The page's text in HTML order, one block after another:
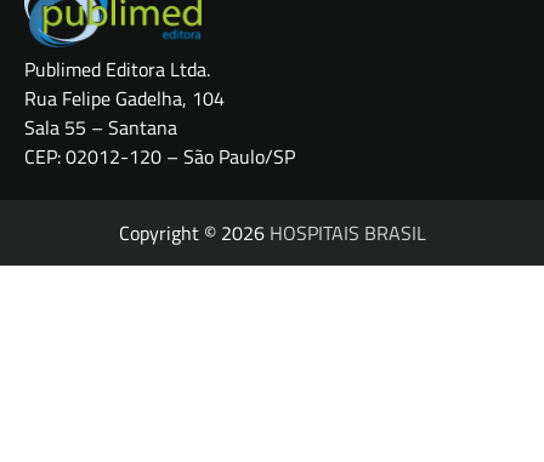
Publimed Editora Ltda.
Rua Felipe Gadelha, 104
Sala 55 – Santana
CEP: 02012-120 – São Paulo/SP
Copyright © 2026 HOSPITAIS BRASIL